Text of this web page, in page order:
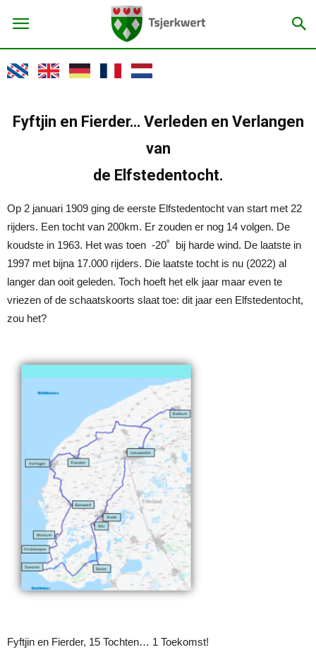
Fyftjin en Fierder… Verleden en Verlangen
van
de Elfstedentocht.
Op 2 januari 1909 ging de eerste Elfstedentocht van start met 22
rijders. Een tocht van 200km. Er zouden er nog 14 volgen. De
koudste in 1963. Het was toen -20˚ bij harde wind. De laatste in
1997 met bijna 17.000 rijders. Die laatste tocht is nu (2022) al
langer dan ooit geleden. Toch hoeft het elk jaar maar even te
vriezen of de schaatskoorts slaat toe: dit jaar een Elfstedentocht,
zou het?
Fyftjin en Fierder, 15 Tochten… 1 Toekomst!